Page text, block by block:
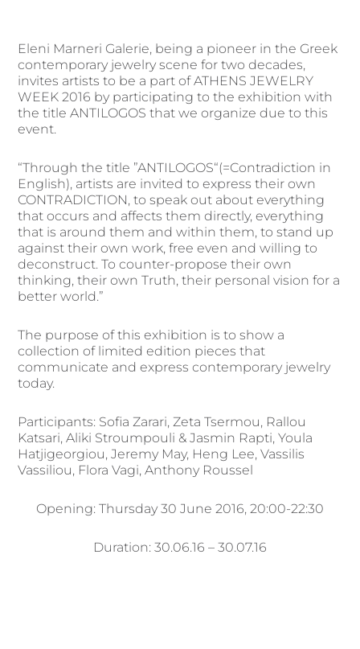
Eleni Marneri Galerie, being a pioneer in the Greek
contemporary jewelry scene for two decades,
invites artists to be a part of ATHENS JEWELRY
WEEK 2016 by participating to the exhibition with
the title ANTILOGOS that we organize due to this
event.
“Through the title ”ANTILOGOS“(=Contradiction in
English), artists are invited to express their own
CONTRADICTION, to speak out about everything
that occurs and affects them directly, everything
that is around them and within them, to stand up
against their own work, free even and willing to
deconstruct. To counter-propose their own
thinking, their own Truth, their personal vision for a
better world.”
The purpose of this exhibition is to show a
collection of limited edition pieces that
communicate and express contemporary jewelry
today.
Participants: Sofia Zarari, Zeta Tsermou, Rallou
Katsari, Aliki Stroumpouli & Jasmin Rapti, Youla
Hatjigeorgiou, Jeremy May, Heng Lee, Vassilis
Vassiliou, Flora Vagi, Anthony Roussel
Opening: Thursday 30 June 2016, 20:00-22:30
Duration: 30.06.16 – 30.07.16